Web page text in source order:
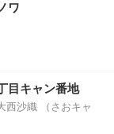
ワ
目キャン番地
西沙織 （さおキャ